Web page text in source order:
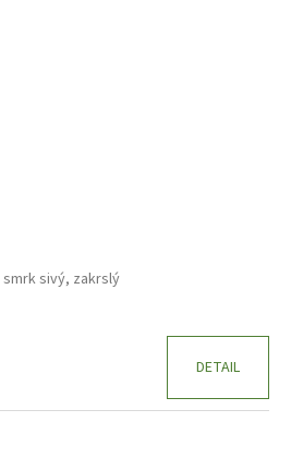
smrk sivý, zakrslý
DETAIL